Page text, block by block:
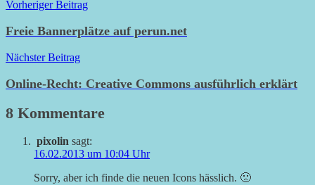
Beitragsnavigation
Vorheriger Beitrag
Freie Bannerplätze auf perun.net
Nächster Beitrag
Online-Recht: Creative Commons ausführlich erklärt
8 Kommentare
pixolin sagt:
16.02.2013 um 10:04 Uhr
Sorry, aber ich finde die neuen Icons hässlich. 🙁